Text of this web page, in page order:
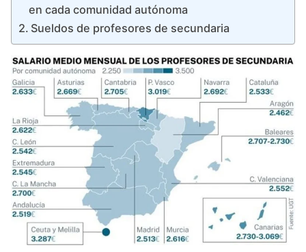
en cada comunidad autónoma
Sueldos de profesores de secundaria